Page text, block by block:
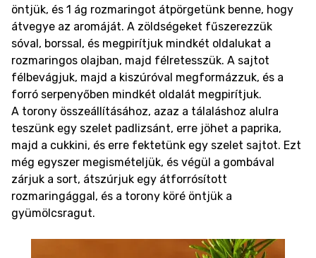
öntjük, és 1 ág rozmaringot átpörgetünk benne, hogy
átvegye az aromáját. A zöldségeket fűszerezzük
sóval, borssal, és megpirítjuk mindkét oldalukat a
rozmaringos olajban, majd félretesszük. A sajtot
félbevágjuk, majd a kiszúróval megformázzuk, és a
forró serpenyőben mindkét oldalát megpirítjuk.
A torony összeállításához, azaz a tálaláshoz alulra
teszünk egy szelet padlizsánt, erre jöhet a paprika,
majd a cukkini, és erre fektetünk egy szelet sajtot. Ezt
még egyszer megismételjük, és végül a gombával
zárjuk a sort, átszúrjuk egy átforrósított
rozmaringággal, és a torony köré öntjük a
gyümölcsragut.